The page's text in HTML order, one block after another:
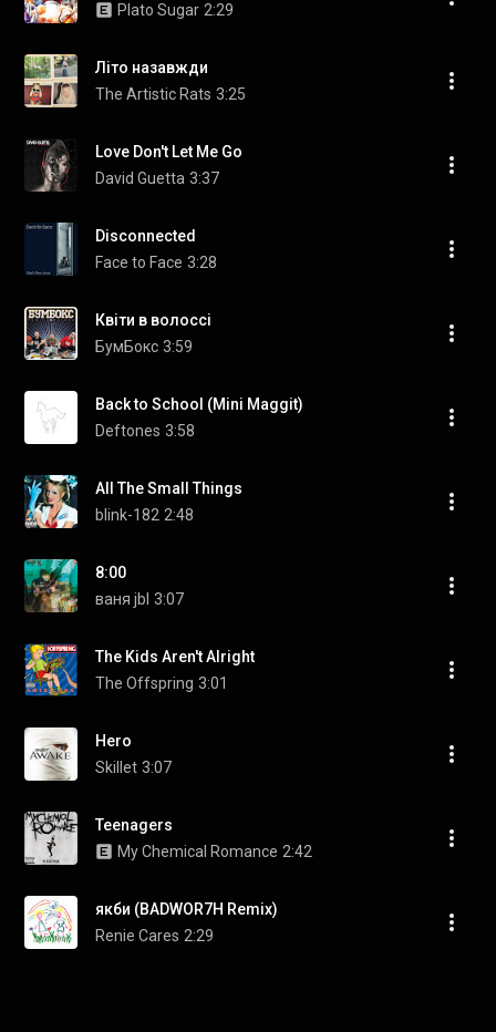
Plato Sugar 2:29
Літо назавжди
The Artistic Rats 3:25
Love Don't Let Me Go
David Guetta 3:37
Disconnected
Face to Face 3:28
Квiти в волоссi
БумБокс 3:59
Back to School (Mini Maggit)
Deftones 3:58
All The Small Things
blink-182 2:48
8:00
ваня jbl 3:07
The Kids Aren't Alright
The Offspring 3:01
Hero
Skillet 3:07
Teenagers
My Chemical Romance 2:42
якби (BADWOR7H Remix)
Renie Cares 2:29